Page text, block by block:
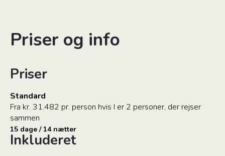
Priser og info
Priser
Standard
Fra kr. 31.482 pr. person hvis I er 2 personer, der rejser
sammen
15 dage / 14 nætter
Inkluderet